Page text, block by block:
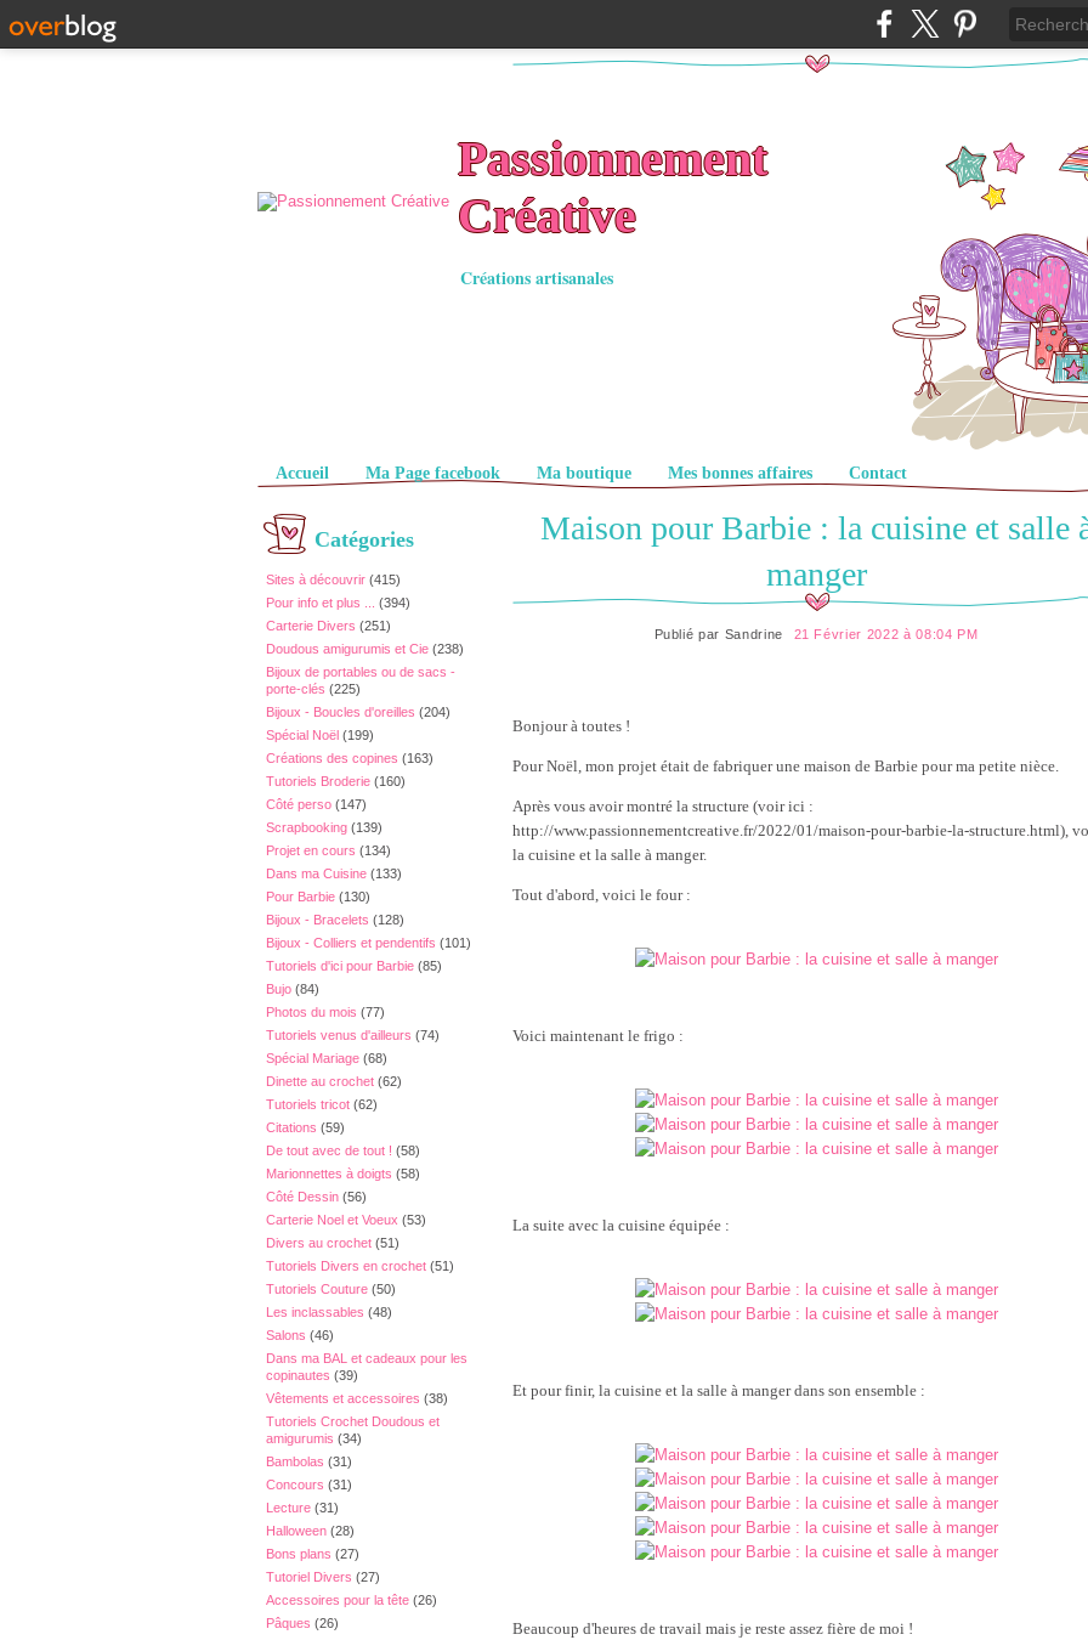
Passionnement
Créative
Créations artisanales
Pages
Accueil Ma Page facebook Ma boutique Mes bonnes affaires Contact
Catégories
Sites à découvrir (415)
Pour info et plus ...
(394)
Carterie Divers (251)
Doudous amigurumis et Cie (238)
Bijoux de portables ou de sacs -
porte-clés (225)
Bijoux - Boucles d'oreilles (204)
Spécial Noël (199)
Créations des copines (163)
Tutoriels Broderie (160)
Côté perso (147)
Scrapbooking (139)
Projet en cours (134)
Dans ma Cuisine (133)
Pour Barbie (130)
Bijoux - Bracelets (128)
Bijoux - Colliers et pendentifs (101)
Tutoriels d'ici pour Barbie (85)
Bujo (84)
Photos du mois (77)
Tutoriels venus d'ailleurs (74)
Spécial Mariage (68)
Dinette au crochet (62)
Tutoriels tricot (62)
Citations (59)
De tout avec de tout ! (58)
Marionnettes à doigts (58)
Côté Dessin (56)
Carterie Noel et Voeux (53)
Divers au crochet (51)
Tutoriels Divers en crochet (51)
Tutoriels Couture (50)
Les inclassables (48)
Salons (46)
Dans ma BAL et cadeaux pour les
copinautes (39)
Vêtements et accessoires (38)
Tutoriels Crochet Doudous et
amigurumis (34)
Bambolas (31)
Concours (31)
Lecture (31)
Halloween (28)
Bons plans (27)
Tutoriel Divers (27)
Accessoires pour la tête (26)
Pâques (26)
Maison pour Barbie : la cuisine et salle
manger
Publié par Sandrine 21 Février 2022 à 08:04 PM
Bonjour à toutes !
Pour Noël, mon projet était de fabriquer une maison de Barbie pour ma petite nièce.
Après vous avoir montré la structure (voir ici :
http://www.passionnementcreative.fr/2022/01/maison-pour-barbie-la-structure.html),
la cuisine et la salle à manger.
Tout d'abord, voici le four :
Voici maintenant le frigo :
La suite avec la cuisine équipée :
Et pour finir, la cuisine et la salle à manger dans son ensemble :
Beaucoup d'heures de travail mais je reste assez fière de moi !